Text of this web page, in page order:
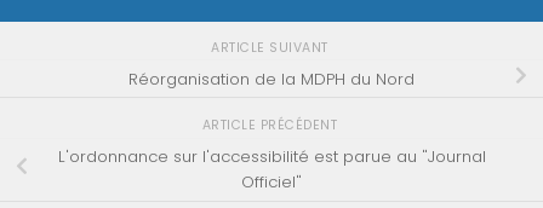
ARTICLE SUIVANT
Réorganisation de la MDPH du Nord
ARTICLE PRÉCÉDENT
L'ordonnance sur l'accessibilité est parue au "Journal
Officiel"